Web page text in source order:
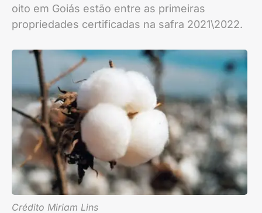
oito em Goiás estão entre as primeiras
propriedades certificadas na safra 2021\2022.
Crédito Miriam Lins